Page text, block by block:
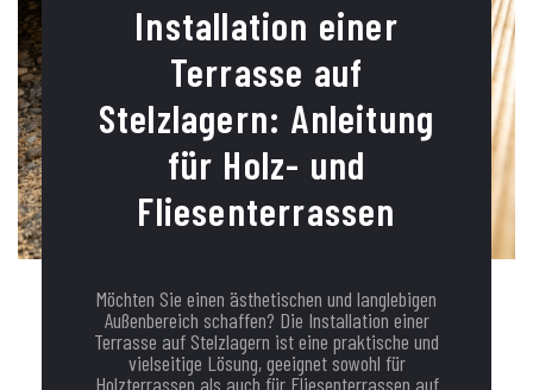
Installation einer
Terrasse auf
Stelzlagern: Anleitung
für Holz- und
Fliesenterrassen
Möchten Sie einen ästhetischen und langlebigen
Außenbereich schaffen? Die Installation einer
Terrasse auf Stelzlagern ist eine praktische und
vielseitige Lösung, geeignet sowohl für
Holzterrassen als auch für Fliesenterrassen auf